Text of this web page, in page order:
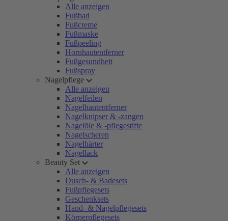
Alle anzeigen
Fußbad
Fußcreme
Fußmaske
Fußpeeling
Hornhautentferner
Fußgesundheit
Fußspray
Nagelpflege
Alle anzeigen
Nagelfeilen
Nagelhautentferner
Nagelknipser & -zangen
Nagelöle & -pflegestifte
Nagelscheren
Nagelhärter
Nagellack
Beauty Set
Alle anzeigen
Dusch- & Badesets
Fußpflegesets
Geschenksets
Hand- & Nagelpflegesets
Körperpflegesets